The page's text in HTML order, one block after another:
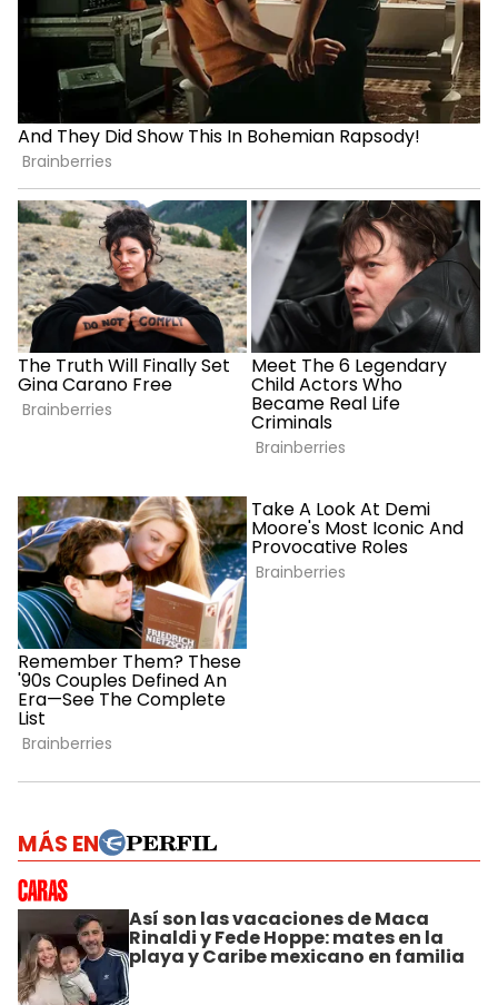
MÁS EN
Así son las vacaciones de Maca
Rinaldi y Fede Hoppe: mates en la
playa y Caribe mexicano en familia